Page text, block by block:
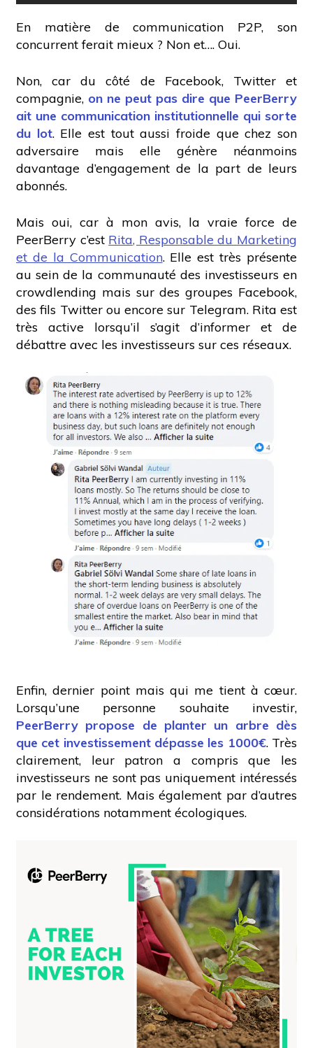
En matière de communication P2P, son
concurrent ferait mieux ? Non et…. Oui.
Non, car du côté de Facebook, Twitter et
compagnie, on ne peut pas dire que PeerBerry
ait une communication institutionnelle qui sorte
du lot. Elle est tout aussi froide que chez son
adversaire mais elle génère néanmoins
davantage d’engagement de la part de leurs
abonnés.
Mais oui, car à mon avis, la vraie force de
PeerBerry c’est Rita, Responsable du Marketing
et de la Communication. Elle est très présente
au sein de la communauté des investisseurs en
crowdlending mais sur des groupes Facebook,
des fils Twitter ou encore sur Telegram. Rita est
très active lorsqu’il s’agit d’informer et de
débattre avec les investisseurs sur ces réseaux.
Enfin, dernier point mais qui me tient à cœur.
Lorsqu’une personne souhaite investir,
PeerBerry propose de planter un arbre dès
que cet investissement dépasse les 1000€. Très
clairement, leur patron a compris que les
investisseurs ne sont pas uniquement intéressés
par le rendement. Mais également par d’autres
considérations notamment écologiques.